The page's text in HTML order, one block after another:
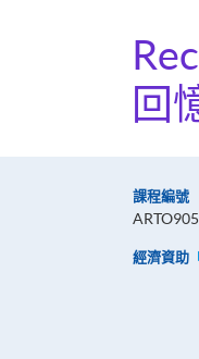
回
課程編號
經濟資助